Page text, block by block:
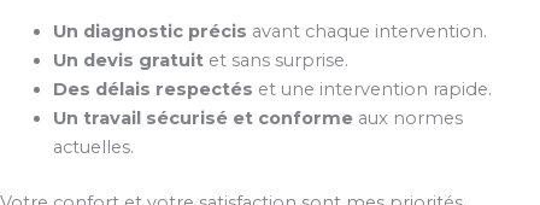
Un diagnostic précis avant chaque intervention.
Un devis gratuitet sans surprise.
Des délais respectés et une intervention rapide.
Un travail sécurisé et conformeaux normes
actuelles.